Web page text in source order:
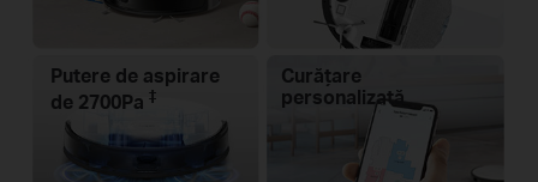
Putere de aspirare
de 2700Pa ‡
Curățare
personalizată